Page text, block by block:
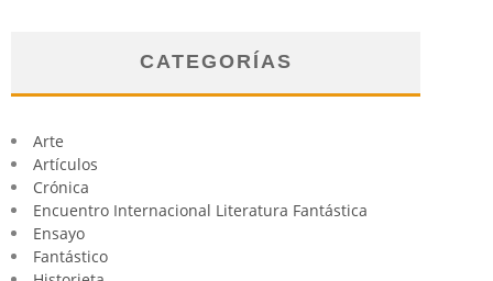
CATEGORÍAS
Arte
Artículos
Crónica
Encuentro Internacional Literatura Fantástica
Ensayo
Fantástico